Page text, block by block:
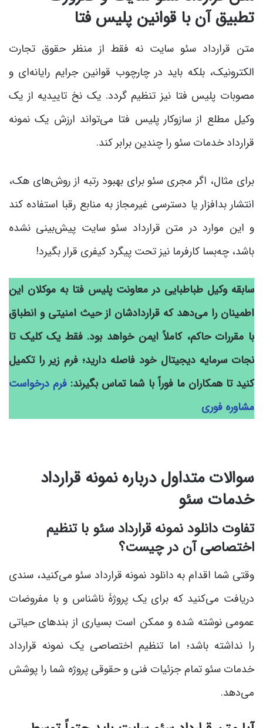
تطبیق آن با قوانین پلیس فتا
متن قرارداد سئو سایت نه فقط از منظر حقوق تجارت
الکترونیک، بلکه باید در چارچوب قوانین جرایم رایانه‌ای و
مصوبات پلیس فتا نیز تنظیم گردد. یک نخ تاییدیه از یک
وکیل مطلع از سازوکار پلیس فتا می‌تواند ارزش یک نمونه
قرارداد خدمات سئو را چندین برابر کند.
برای مثال، اگر مجری سئو برای بهبود رتبه از روش‌های هک،
انتشار بدافزار یا دسترسی غیرمجاز به منابع رقبا استفاده کند
و این موارد در متن قرارداد سئو سایت پیش‌بینی نشده
باشد، چه‌بسا کارفرما نیز تحت پیگرد کیفری قرار بگیرد!
سابقۀ وکیل طباطبایی در معاونت پلیس فتا به موکلان این
اطمینان را می‌دهد که قراردادشان از حیث امنیتی و انطباق
با مقررات حاکم، کاملاً ایمن خواهد بود. فقط یک کلیک تا
نجات سرمایه دیجیتال خود فاصله دارید؛ فرم زیر را تکمیل
کنید تا همکاران ما فوراً با شما تماس بگیرند: فرم درخواست
مشاوره فوری
سوالات متداول درباره نمونه قرارداد
خدمات سئو
تفاوت دانلود نمونه قرارداد سئو با تنظیم
اختصاصی آن در چیست؟
وقتی شما اقدام به دانلود نمونه قرارداد سئو می‌کنید، سندی
دریافت می‌کنید که برای یک پروژۀ ناشناس و با مفروضات
عمومی نوشته شده و ممکن است بسیاری از بندهای حیاتی
را نداشته باشد؛ اما تنظیم اختصاصی یک نمونه قرارداد
خدمات سئو تمام جزئیات فنی و حقوقی پروژه شما را پوشش
می‌دهد.